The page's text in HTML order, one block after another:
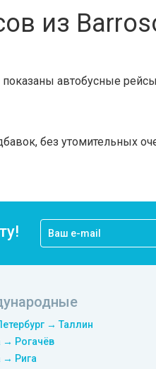
из
автобусные
без утомительных
→ Таллин
→ Рогачёв
→ Рига